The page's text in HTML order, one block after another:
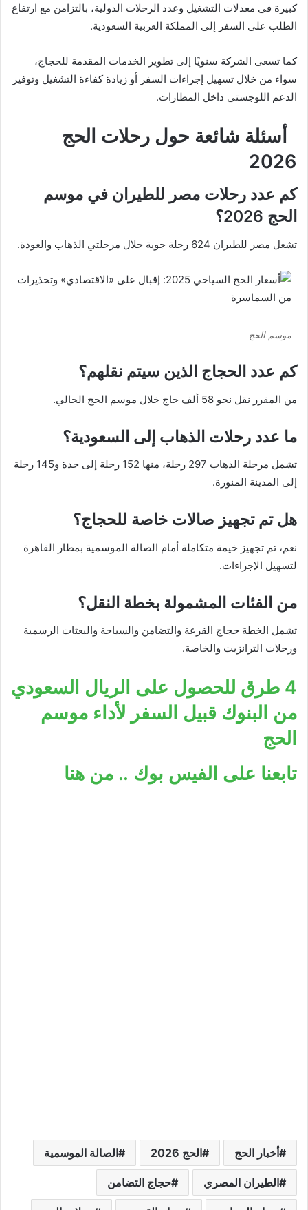
كبيرة في معدلات التشغيل وعدد الرحلات الدولية، بالتزامن مع ارتفاع
الطلب على السفر إلى المملكة العربية السعودية.
كما تسعى الشركة سنويًا إلى تطوير الخدمات المقدمة للحجاج،
سواء من خلال تسهيل إجراءات السفر أو زيادة كفاءة التشغيل وتوفير
الدعم اللوجستي داخل المطارات.
أسئلة شائعة حول رحلات الحج
2026
كم عدد رحلات مصر للطيران في موسم
الحج 2026؟
تشغل مصر للطيران 624 رحلة جوية خلال مرحلتي الذهاب والعودة.
موسم الحج
كم عدد الحجاج الذين سيتم نقلهم؟
من المقرر نقل نحو 58 ألف حاج خلال موسم الحج الحالي.
ما عدد رحلات الذهاب إلى السعودية؟
تشمل مرحلة الذهاب 297 رحلة، منها 152 رحلة إلى جدة و145 رحلة
إلى المدينة المنورة.
هل تم تجهيز صالات خاصة للحجاج؟
نعم، تم تجهيز خيمة متكاملة أمام الصالة الموسمية بمطار القاهرة
لتسهيل الإجراءات.
من الفئات المشمولة بخطة النقل؟
تشمل الخطة حجاج القرعة والتضامن والسياحة والبعثات الرسمية
ورحلات الترانزيت والخاصة.
4 طرق للحصول على الريال السعودي
من البنوك قبيل السفر لأداء موسم
الحج
تابعنا على الفيس بوك .. من هنا
أخبار الحج الحج 2026 الصالة الموسمية
الطيران المصري حجاج التضامن